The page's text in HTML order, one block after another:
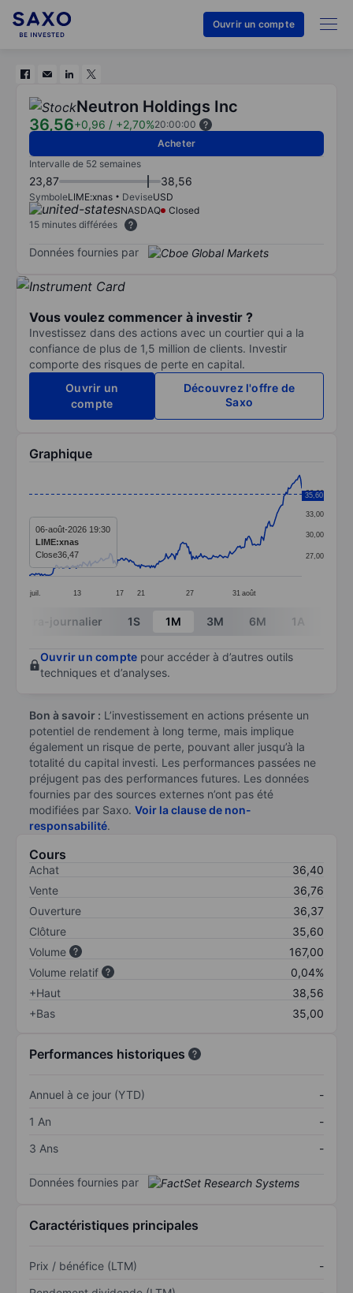
Ouvrir un compte
Neutron Holdings Inc
36,56+0,96 / +2,70%20:00:00
Acheter
Intervalle de 52 semaines
23,87 38,56
SymboleLIME:xnas DeviseUSD
NASDAQ
Closed
15 minutes différées
Données fournies par
Vous voulez commencer à investir ?
Investissez dans des actions avec un courtier qui a la
confiance de plus de 1,5 million de clients. Investir
comporte des risques de perte en capital.
Ouvrir un
compte
Découvrez l'offre de
Saxo
Graphique
The chart has 1 X axis displaying categories.
The chart has 1 Y axis displaying values. Data
juil. 13 17 21 27 31 août
27,00
30,00
33,00
36,00
35,60
06-août-2026 19:30
LIME:xnas
Close36,47
End of interactive chart.
Intra-journalier 1S 1M 3M 6M 1A
Ouvrir un compte pour accéder à d’autres outils
techniques et d’analyses.
Bon à savoir : L’investissement en actions présente un
potentiel de rendement à long terme, mais implique
également un risque de perte, pouvant aller jusqu’à la
totalité du capital investi. Les performances passées ne
préjugent pas des performances futures. Les données
fournies par des sources externes n’ont pas été
modifiées par Saxo. Voir la clause de non-
responsabilité.
Cours
Achat
36,40
Vente
36,76
Ouverture
36,37
Clôture
35,60
Volume
167,00
Volume relatif
0,04%
+Haut
38,56
+Bas
35,00
Performances historiques
Annuel à ce jour (YTD)
-
1 An
-
3 Ans
-
Données fournies par
Caractéristiques principales
Prix / bénéfice (LTM)
-